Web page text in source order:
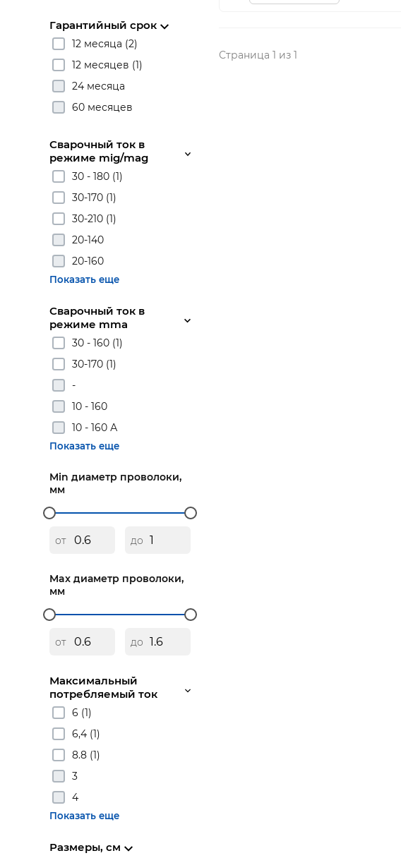
Гарантийный срок
12 месяца (2)
12 месяцев (1)
24 месяца
60 месяцев
Сварочный ток в
режиме mig/mag
30 - 180 (1)
30-170 (1)
30-210 (1)
20-140
20-160
Показать еще
Сварочный ток в
режиме mma
30 - 160 (1)
30-170 (1)
-
10 - 160
10 - 160 А
Показать еще
Min диаметр проволоки,
мм
от до
Max диаметр проволоки,
мм
от до
Максимальный
потребляемый ток
6 (1)
6,4 (1)
8.8 (1)
3
4
Показать еще
Размеры, см
Страница 1 из 1